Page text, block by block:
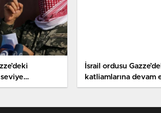
seviye
İsrail’e
İsrail ordusu
katliamlarına devam
sefer de bir okul ve